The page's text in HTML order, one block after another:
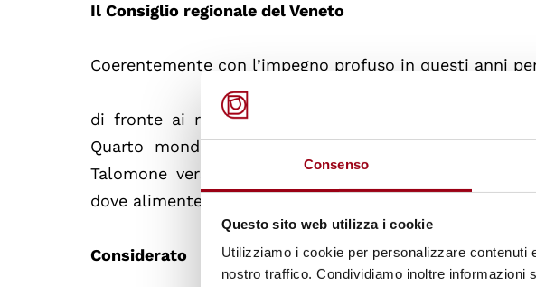
Consenso
Questo sito web utilizza i cookie
Utilizziamo i cookie per personalizzare contenuti
nostro traffico. Condividiamo inoltre
Il Consiglio regionale del Veneto
Coerentemente con l’impegno profuso in questi anni
di fronte ai recenti episodi di esportazione illegale
Quarto mondo, verso il Medio Oriente e, come
Talomone verso lo stesso regime iraniano, malgrado
dove alimenterà guerre fratricide e fenomeni di
Considerato